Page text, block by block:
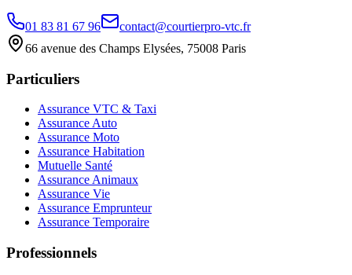
01 83 81 67 96
contact@courtierpro-vtc.fr
66 avenue des Champs Elysées, 75008 Paris
Particuliers
Assurance VTC & Taxi
Assurance Auto
Assurance Moto
Assurance Habitation
Mutuelle Santé
Assurance Animaux
Assurance Vie
Assurance Emprunteur
Assurance Temporaire
Professionnels